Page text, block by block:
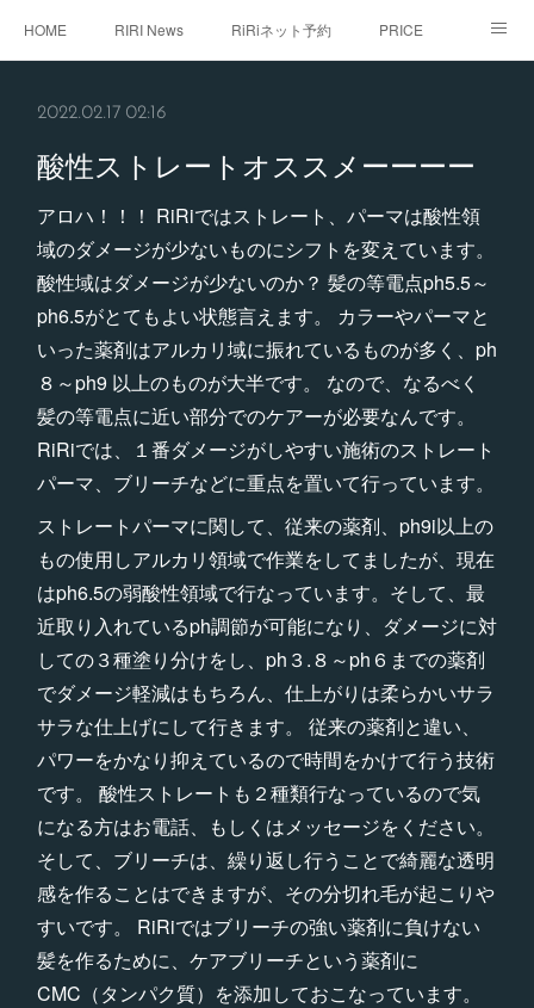
HOME RIRI News RiRiネット予約 PRICE
2022.02.17 02:16
酸性ストレートオススメーーーー
アロハ！！！ RiRiではストレート、パーマは酸性領
域のダメージが少ないものにシフトを変えています。
酸性域はダメージが少ないのか？ 髪の等電点ph5.5～
ph6.5がとてもよい状態言えます。 カラーやパーマと
いった薬剤はアルカリ域に振れているものが多く、ph
８～ph9 以上のものが大半です。 なので、なるべく
髪の等電点に近い部分でのケアーが必要なんです。
RiRiでは、１番ダメージがしやすい施術のストレート
パーマ、ブリーチなどに重点を置いて行っています。
ストレートパーマに関して、従来の薬剤、ph9i以上の
もの使用しアルカリ領域で作業をしてましたが、現在
はph6.5の弱酸性領域で行なっています。そして、最
近取り入れているph調節が可能になり、ダメージに対
しての３種塗り分けをし、ph３.８～ph６までの薬剤
でダメージ軽減はもちろん、仕上がりは柔らかいサラ
サラな仕上げにして行きます。 従来の薬剤と違い、
パワーをかなり抑えているので時間をかけて行う技術
です。 酸性ストレートも２種類行なっているので気
になる方はお電話、もしくはメッセージをください。
そして、ブリーチは、繰り返し行うことで綺麗な透明
感を作ることはできますが、その分切れ毛が起こりや
すいです。 RiRiではブリーチの強い薬剤に負けない
髪を作るために、ケアブリーチという薬剤に
CMC（タンパク質）を添加しておこなっています。